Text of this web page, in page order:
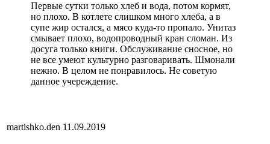
Первые сутки только хлеб и вода, потом кормят,
но плохо. В котлете слишком много хлеба, а в
супе жир остался, а мясо куда-то пропало. Унитаз
смывает плохо, водопроводный кран сломан. Из
досуга только книги. Обслуживание сносное, но
не все умеют культурно разговаривать. Шмонали
нежно. В целом не понравилось. Не советую
данное учереждение.
martishko.den 11.09.2019